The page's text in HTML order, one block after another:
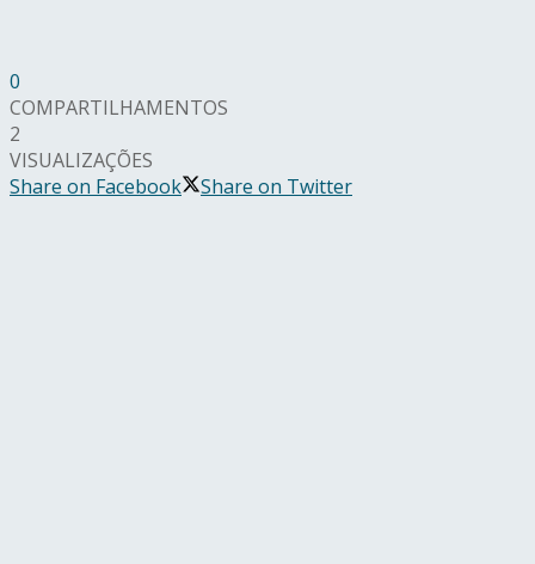
0
COMPARTILHAMENTOS
2
VISUALIZAÇÕES
Share on Facebook
Share on Twitter